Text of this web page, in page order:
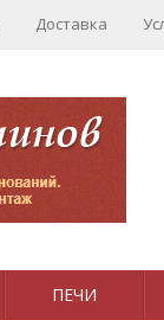
Доставка
ПЕЧИ